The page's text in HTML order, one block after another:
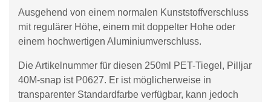
Ausgehend von einem normalen Kunststoffverschluss
mit regulärer Höhe, einem mit doppelter Hohe oder
einem hochwertigen Aluminiumverschluss.
Die Artikelnummer für diesen 250ml PET-Tiegel, Pilljar
40M-snap ist P0627. Er ist möglicherweise in
transparenter Standardfarbe verfügbar, kann jedoch